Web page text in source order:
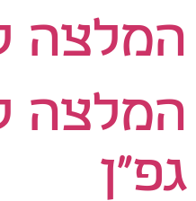
המלצה
המלצה
גפ״ן